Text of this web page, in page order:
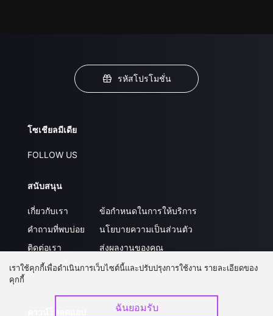
รหัสโปรโมชั่น
โซเชียลมีเดีย
FOLLOW US
สนับสนุน
เกี่ยวกับเรา
คำถามที่พบบ่อย
ติดต่อเรา
อัปเกรด วีไอพี
ข้อกำหนดในการให้บริการ
นโยบายความเป็นส่วนตัว
ส่งผลงานของคุณ
ร่วมงานกับเรา
เราใช้คุกกี้เพื่อดำเนินการเว็บไซต์นี้และปรับปรุงการใช้งาน รายละเอียดของ
คุกกี้
ฉันยอมรับ